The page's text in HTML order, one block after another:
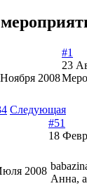
2008
#1
23
Следующая
2008
#51
18
Анна,